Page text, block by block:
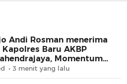
Andi Rosman menerima
Baru AKBP
Momentum
Sinergi
3 menit yang lalu